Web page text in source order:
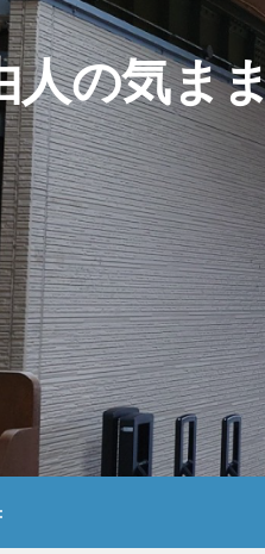
スキップ
人の気ま